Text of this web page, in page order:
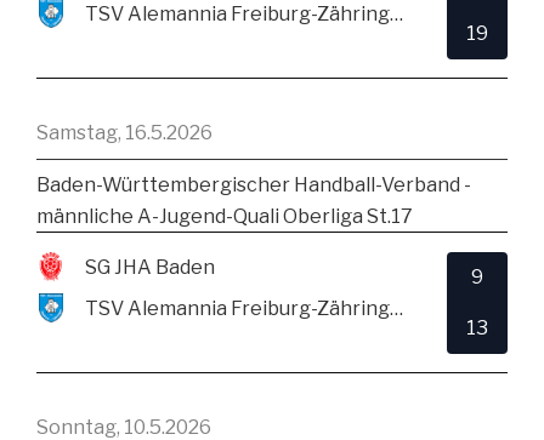
TSV Alemannia Freiburg-Zähringen
19
Samstag, 16.5.2026
Baden-Württembergischer Handball-Verband -
männliche A-Jugend-Quali Oberliga St.17
SG JHA Baden
TSV Alemannia Freiburg-Zähringen
9
13
Sonntag, 10.5.2026